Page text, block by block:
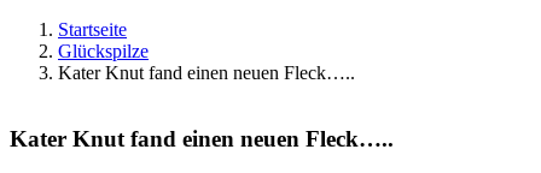
Startseite
Glückspilze
Kater Knut fand einen neuen Fleck…..
Kater Knut fand einen neuen Fleck…..